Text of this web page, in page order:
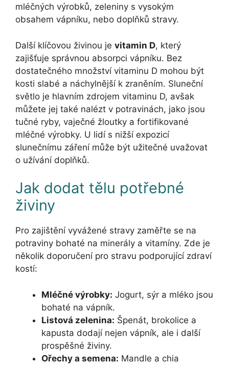
mléčných výrobků, zeleniny s vysokým
obsahem vápníku, nebo doplňků stravy.
Další klíčovou živinou je vitamin D, který
zajišťuje správnou absorpci vápníku. Bez
dostatečného množství vitaminu D mohou být
kosti slabé a náchylnější k zraněním. Sluneční
světlo je hlavním zdrojem vitaminu D, avšak
můžete jej také nalézt v potravinách, jako jsou
tučné ryby, vaječné žloutky a fortifikované
mléčné výrobky. U lidí s nižší expozicí
slunečnímu záření může být užitečné uvažovat
o užívání doplňků.
Jak dodat tělu potřebné
živiny
Pro zajištění vyvážené stravy zaměřte se na
potraviny bohaté na minerály a vitamíny. Zde je
několik doporučení pro stravu podporující zdraví
kostí:
Mléčné výrobky: Jogurt, sýr a mléko jsou
bohaté na vápník.
Listová zelenina: Špenát, brokolice a
kapusta dodají nejen vápník, ale i další
prospěšné živiny.
Ořechy a semena: Mandle a chia